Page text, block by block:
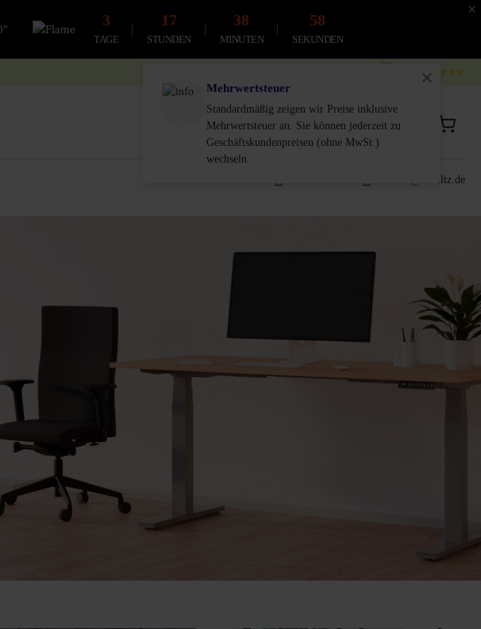
×
3
TAGE
17
STUNDEN
38
MINUTEN
56
SEKUNDEN
★★★★★
Privatkunde
inkl. MwSt.
Geschäftskunde
Exkl. MwSt.
service@schultz.de
Mehrwertsteuer
Standardmäßig zeigen wir Preise inklusive
Mehrwertsteuer an. Sie können jederzeit zu
Geschäftskundenpreisen (ohne MwSt.)
wechseln.